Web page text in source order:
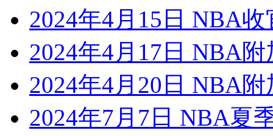
2024年4月15日 NBA
2024年4月17日 NBA
2024年4月20日 NBA
2024年7月7日 NBA夏